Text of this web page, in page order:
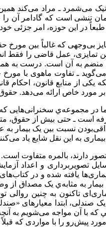
می‌شمرد ـ مراد می‌کند
تنشی است که گادامر آن
در این حوزه، امر جزئی
بی‌وجهی که غالباً بین
عمل قاضی را فقط
منضم به آن است. درست به
ـ تفاوت ماهوی با
یکی از منابع قانون،
مورد خاص ارائه می‌دهد.
مجموعه‌ي سخنرانی‌هايی
است ـ حتی بیش از حقوق،
نسبت بین یک بیمار
به این نقل شایع یاد
دارند، بالمره متفاوت
تصویربرداری و
یافته شده و در
به مثابه‌ي یک مصداق از
تاکنون به چنین
صندلی، ابتدا معیارهای
که با آن مواجه می‌شویم به
پیشِ‌رو را با مواردی که